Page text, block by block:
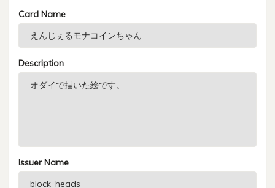
Card Name
Description
Issuer Name